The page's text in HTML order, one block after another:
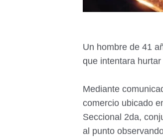
Un hombre de 41
que intentara
Mediante
comercio ubicado
Seccional 2da,
al punto